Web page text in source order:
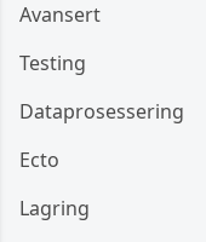
Avansert
Testing
Dataprosessering
Ecto
Lagring